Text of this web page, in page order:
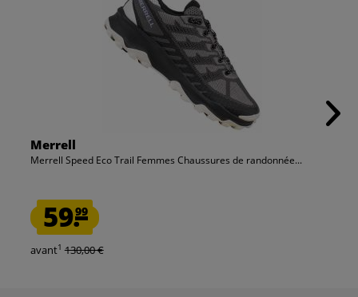
Merrell
Merrell Speed Eco Trail Femmes Chaussures de randonnée...
59.99
avant1 130,00 €